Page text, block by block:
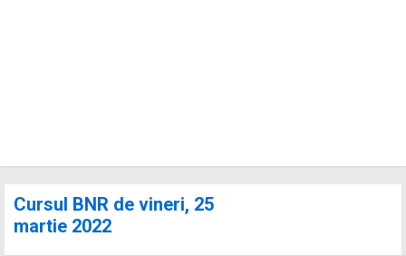
Cursul BNR de vineri, 25
martie 2022